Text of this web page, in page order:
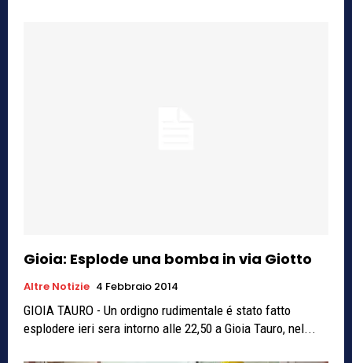
Gioia: Esplode una bomba in via Giotto
Altre Notizie 4 Febbraio 2014
GIOIA TAURO - Un ordigno rudimentale é stato fatto
esplodere ieri sera intorno alle 22,50 a Gioia Tauro, nel...